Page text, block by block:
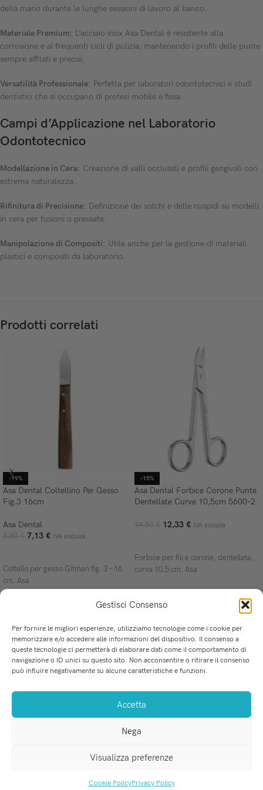
Gestisci Consenso
Per fornire le migliori esperienze, utilizziamo tecnologie come i cookie per
memorizzare e/o accedere alle informazioni del dispositivo. Il consenso a
queste tecnologie ci permetterà di elaborare dati come il comportamento di
navigazione o ID unici su questo sito. Non acconsentire o ritirare il consenso
può influire negativamente su alcune caratteristiche e funzioni.
Accetta
Nega
Visualizza preferenze
Cookie PolicyPrivacy Policy
della mano durante le lunghe sessioni di lavoro al banco.
Materiale Premium: L’acciaio inox Asa Dental è resistente alla
corrosione e ai frequenti cicli di pulizia, mantenendo i profili delle punte
sempre affilati e precisi.
Versatilità Professionale: Perfetta per laboratori odontotecnici e studi
dentistici che si occupano di protesi mobile e fissa.
Campi d’Applicazione nel Laboratorio
Odontotecnico
Modellazione in Cera: Creazione di valli occlusali e profili gengivali con
estrema naturalezza.
Rifinitura di Precisione: Definizione dei solchi e delle cuspidi su modelli
in cera per fusioni o pressate.
Manipolazione di Compositi: Utile anche per la gestione di materiali
plastici e compositi da laboratorio.
Prodotti correlati
-19%
Asa Dental Coltellino Per Gesso
Fig.3 16cm
Asa Dental
8,80€ 7,13 € IVA esclusa
Coltello per gesso Gitman fig. 3 – 16
cm. Asa
-15%
Asa Dental Forbice Corone Punte
Dentellate Curve 10,5cm 5600-2
14,50€ 12,33 € IVA esclusa
Forbice per fili e corone, dentellata,
curva 10,5 cm. Asa
La soluzione perfetta per i professionisti dell'Odontoiatria.
Via Mercadante 8, San Ferdinando (RC)
WhatsApp: 379 226 3035
MEDICAL PROVIDER s.r.l. . P.IVA 03184520801